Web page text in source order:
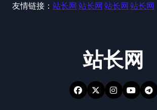
友情链接： 站长网 站长网 站长网 站长网
站长网